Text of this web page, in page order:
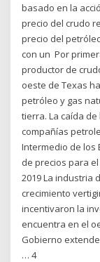
basado en la
precio del crudo
precio del
con un Por
productor de
oeste de Texas
petróleo y gas
tierra. La caída
compañías
Intermedio de los
de precios para
2019 La industria
crecimiento
incentivaron la
encuentra en el
Gobierno
… 4